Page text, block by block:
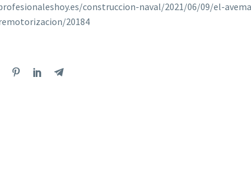
construccion-naval/2021/06/09/el-
20184